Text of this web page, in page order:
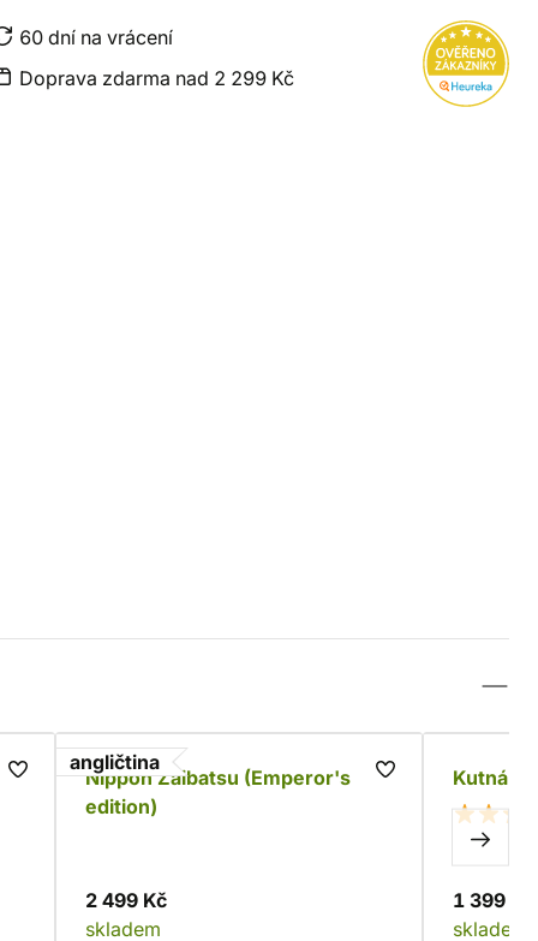
60 dní na vrácení
Doprava zdarma nad 2 299 Kč
angličtina
Nippon Zaibatsu (Emperor's
edition)
2 499 Kč
skladem
Kutná
1 399 Kč
skladem